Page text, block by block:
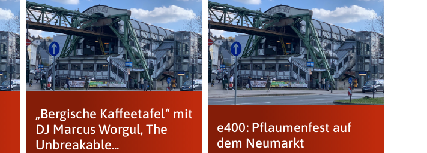
„Bergische Kaffeetafel“ mit
DJ Marcus Worgul, The
Unbreakable...
e400: Pflaumenfest auf
dem Neumarkt